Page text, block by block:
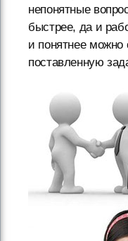
непонятные
быстрее, да и
и понятнее можно
поставленную